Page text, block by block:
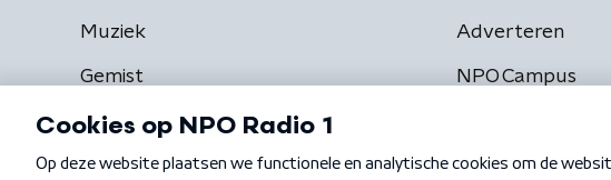
Muziek
Gemist
Adverteren
NPO Campus